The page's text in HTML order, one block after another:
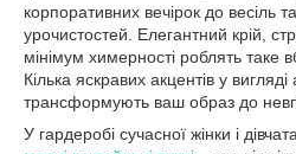
корпоративних вечірок до весіль
урочистостей. Елегантний крій,
мінімум химерності роблять таке
Кілька яскравих акцентів у вигляді
трансформують ваш образ до
У гардеробі сучасної жінки і